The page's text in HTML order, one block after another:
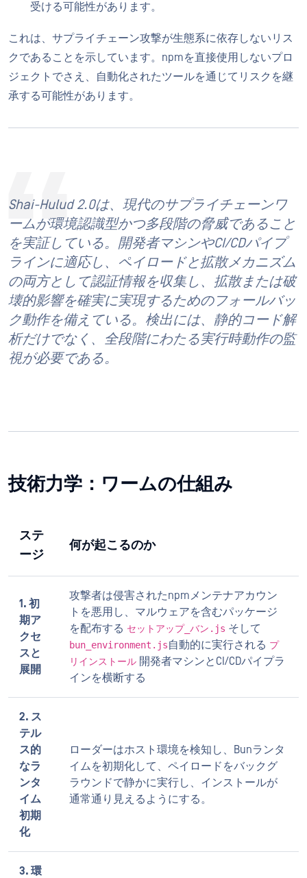
受ける可能性があります。
これは、サプライチェーン攻撃が生態系に依存しないリス
クであることを示しています。npmを直接使用しないプロ
ジェクトでさえ、自動化されたツールを通じてリスクを継
承する可能性があります。
Shai-Hulud 2.0は、現代のサプライチェーンワ
ームが環境認識型かつ多段階の脅威であること
を実証している。開発者マシンやCI/CDパイプ
ラインに適応し、ペイロードと拡散メカニズム
の両方として認証情報を収集し、拡散または破
壊的影響を確実に実現するためのフォールバッ
ク動作を備えている。検出には、静的コード解
析だけでなく、全段階にわたる実行時動作の監
視が必要である。
技術力学：ワームの仕組み
ステ
ージ
何が起こるのか
1. 初
期ア
クセ
スと
展開
攻撃者は侵害されたnpmメンテナアカウン
トを悪用し、マルウェアを含むパッケージ
を配布する セットアップ_バン.js そして
bun_environment.js自動的に実行される プ
リインストール 開発者マシンとCI/CDパイプラ
インを横断する
2. ス
テル
ス的
なラ
ンタ
イム
初期
化
ローダーはホスト環境を検知し、Bunランタ
イムを初期化して、ペイロードをバックグ
ラウンドで静かに実行し、インストールが
通常通り見えるようにする。
3. 環